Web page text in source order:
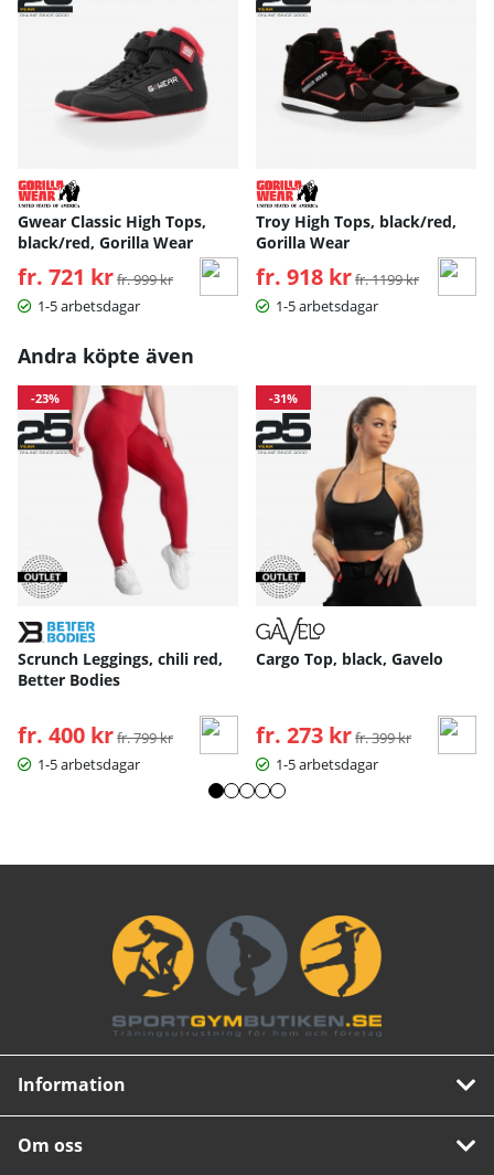
Gwear Classic High Tops,
black/red, Gorilla Wear
fr. 721 kr Ordinarie pris:
fr. 999 kr
1-5 arbetsdagar
Troy High Tops, black/red,
Gorilla Wear
fr. 918 kr Ordinarie pris:
fr. 1199 kr
1-5 arbetsdagar
Andra köpte även
-23%
Scrunch Leggings, chili red,
Better Bodies
fr. 400 kr Ordinarie pris:
fr. 799 kr
1-5 arbetsdagar
-31%
Cargo Top, black, Gavelo
fr. 273 kr Ordinarie pris:
fr. 399 kr
1-5 arbetsdagar
Information
Om oss